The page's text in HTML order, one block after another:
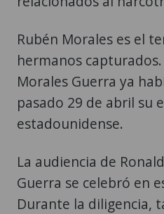
Rubén Morales es el
hermanos
Morales Guerra ya
pasado 29 de abril su
estadounidense.
La audiencia de
Guerra se celebró en
Durante la diligencia,